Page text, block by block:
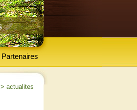
Partenaires
> actualites